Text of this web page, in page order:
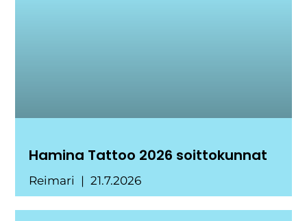
Hamina Tattoo 2026 soittokunnat
Reimari 21.7.2026